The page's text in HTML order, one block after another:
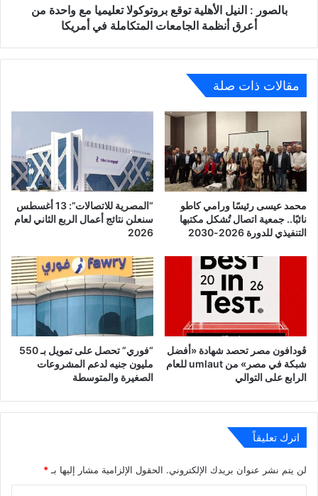
أمريكا
بالصور : النيل الأهلية توقع بروتوكولا تعليميا مع واحدة من
أعرق أنظمة الجامعات المتكاملة في أمريكا
مقالات ذات صلة
محمد عيسى رئيسًا ورامي كاطو
نائبًا.. جمعية اتصال تُشكل مكتبها
التنفيذي للدورة 2026-2030
“المصرية للاتصالات”: 13 أغسطس
سنعلن نتائج أعمال الربع الثاني لعام
2026
ڤودافون مصر تحصد شهادة «أفضل
شبكة في مصر» من umlaut للعام
الرابع على التوالي
“فوري” تحصل على تمويل بـ 550
مليون جنيه لدعم المشروعات
الصغيرة والمتوسطة
اترك تعليقاً
لن يتم نشر عنوان بريدك الإلكتروني. الحقول الإلزامية مشار إليها بـ *